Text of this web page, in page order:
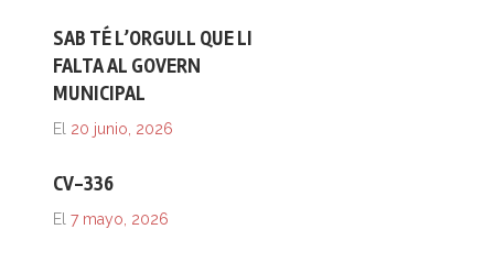
SAB TÉ L’ORGULL QUE LI
FALTA AL GOVERN
MUNICIPAL
El 20 junio, 2026
CV-336
El 7 mayo, 2026